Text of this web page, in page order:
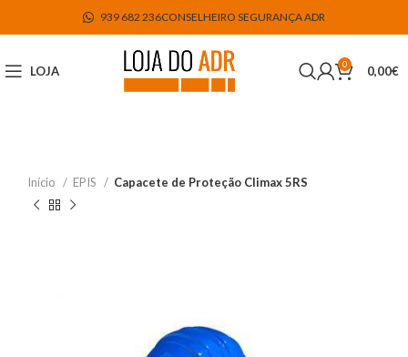
939 682 236CONSELHEIRO SEGURANÇA ADR
LOJA 0 0,00€
Início EPIS Capacete de Proteção Climax 5RS